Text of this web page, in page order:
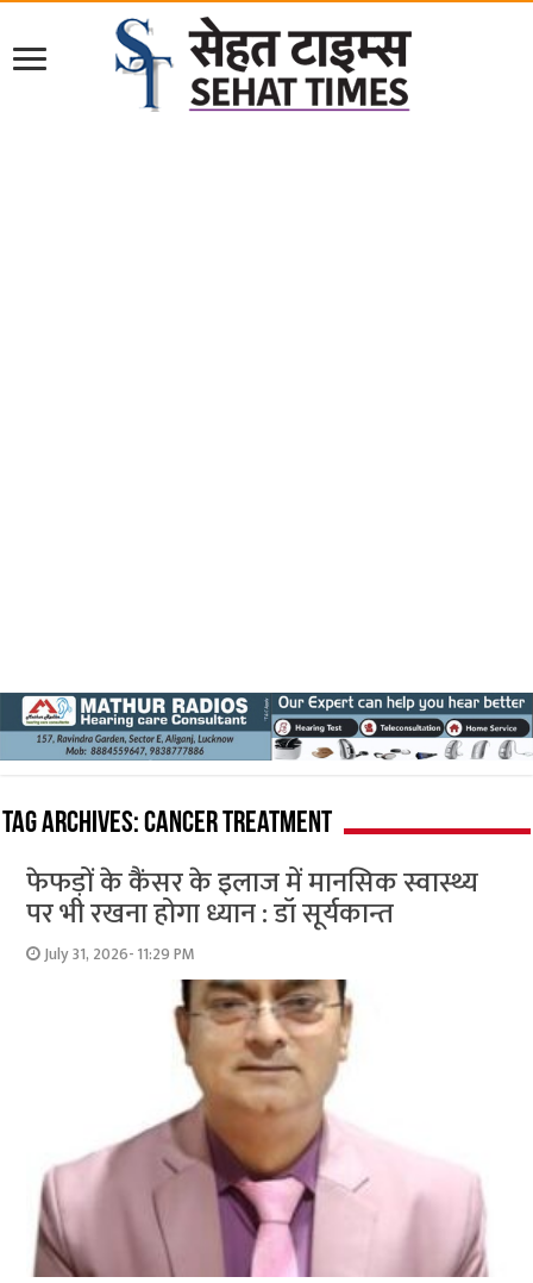
Tag Archives:cancer treatment
फेफड़ों के कैंसर के इलाज में मानसिक स्वास्थ्य
पर भी रखना होगा ध्यान : डॉ सूर्यकान्त
July 31, 2026- 11:29 PM